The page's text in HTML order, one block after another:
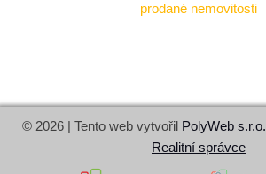
prodané nemovitosti
© 2026 | Tento web vytvořil PolyWeb s.r.o.
Realitní správce